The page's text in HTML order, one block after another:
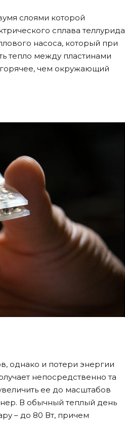
слоями которой
сплава теллурида
насоса, который при
тепло между пластинами
чем окружающий
однако и потери энергии
непосредственно та
ее до масштабов
В обычный теплый день
– до 80 Вт, причем